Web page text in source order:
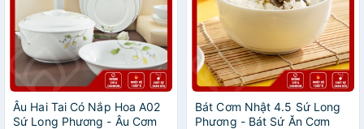
Âu Hai Tai Có Nắp Hoa A02
Sứ Long Phương - Âu Cơm
Bát Cơm Nhật 4.5 Sứ Long
Phương - Bát Sứ Ăn Cơm